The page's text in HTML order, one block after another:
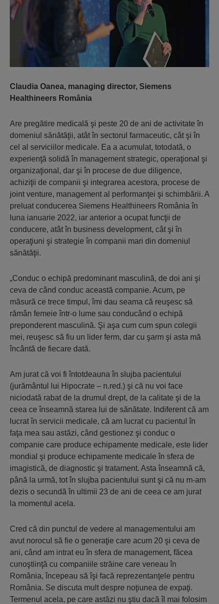
Claudia Oanea, managing director, Siemens
Healthineers România
Are pregătire medicală şi peste 20 de ani de activitate în
domeniul sănătăţii, atât în sectorul farmaceutic, cât şi în
cel al serviciilor medicale. Ea a acumulat, totodată, o
experienţă solidă în management strategic, operaţional şi
organizaţional, dar şi în procese de due diligence,
achiziţii de companii şi integrarea acestora, procese de
joint venture, management al performanţei şi schimbării. A
preluat conducerea Siemens Healthineers România în
luna ianuarie 2022, iar anterior a ocupat funcţii de
conducere, atât în business development, cât şi în
operaţiuni şi strategie în companii mari din domeniul
sănătăţii.
„Conduc o echipă predominant masculină, de doi ani şi
ceva de când conduc această companie. Acum, pe
măsură ce trece timpul, îmi dau seama că reuşesc să
rămân femeie într-o lume sau conducând o echipă
preponderent masculină. Şi aşa cum cum spun colegii
mei, reuşesc să fiu un lider ferm, dar cu şarm şi asta mă
încântă de fiecare dată.
Am jurat că voi fi întotdeauna în slujba pacientului
(jurământul lui Hipocrate – n.red.) şi că nu voi face
niciodată rabat de la drumul drept, de la calitate şi de la
ceea ce înseamnă starea lui de sănătate. Indiferent că am
lucrat în servicii medicale, că am lucrat cu pacientul în
faţa mea sau astăzi, când gestionez şi conduc o
companie care produce echipamente medicale, este lider
mondial şi produce echipamente medicale în sfera de
imagistică, de diagnostic şi tratament. Asta înseamnă că,
până la urmă, tot în slujba pacientului sunt şi că nu m-am
dezis o secundă în ultimii 23 de ani de ceea ce am jurat
la momentul acela.
Cred că din punctul de vedere al managementului am
avut norocul să fie o generaţie care acum 20 şi ceva de
ani, când am intrat eu în sfera de management, făcea
cunoştiinţă cu companiile străine care veneau în
România, începeau să îşi facă reprezentanţele pentru
România. Se discuta mult despre noţiunea de expaţi.
Termenul acela, pe care astăzi nu ştiu dacă îl mai folosim